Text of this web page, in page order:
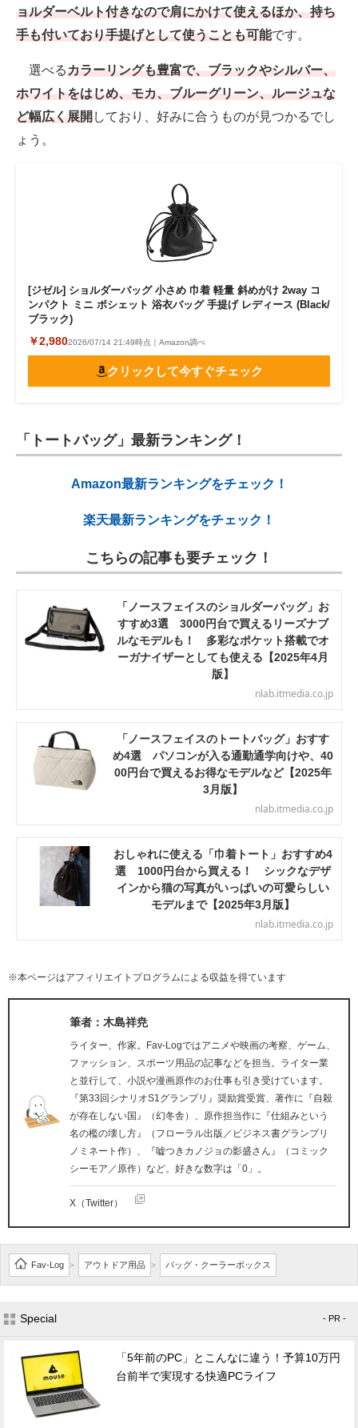
ョルダーベルト付きなので肩にかけて使えるほか、持ち
手も付いており手提げとして使うことも可能です。
選べるカラーリングも豊富で、ブラックやシルバー、
ホワイトをはじめ、モカ、ブルーグリーン、ルージュな
ど幅広く展開 しており、好みに合うものが見つかるでし
ょう。
[ジゼル] ショルダーバッグ 小さめ 巾着 軽量 斜めがけ 2way コ
ンパクト ミニ ポシェット 浴衣バッグ 手提げ レディース (Black/
ブラック)
￥2,9802026/07/14 21:49時点｜Amazon調べ
クリックして今すぐチェック
「トートバッグ」最新ランキング！
Amazon最新ランキングをチェック！
楽天最新ランキングをチェック！
こちらの記事も要チェック！
「ノースフェイスのショルダーバッグ」お
すすめ3選 3000円台で買えるリーズナブ
ルなモデルも！ 多彩なポケット搭載でオ
ーガナイザーとしても使える【2025年4月
版】
nlab.itmedia.co.jp
「ノースフェイスのトートバッグ」おすす
め4選 パソコンが入る通勤通学向けや、40
00円台で買えるお得なモデルなど【2025年
3月版】
nlab.itmedia.co.jp
おしゃれに使える「巾着トート」おすすめ4
選 1000円台から買える！ シックなデザ
インから猫の写真がいっぱいの可愛らしい
モデルまで【2025年3月版】
nlab.itmedia.co.jp
※本ページはアフィリエイトプログラムによる収益を得ています
筆者：木島祥尭
ライター、作家。Fav-Logではアニメや映画の考察、ゲーム、
ファッション、スポーツ用品の記事などを担当。ライター業
と並行して、小説や漫画原作のお仕事も引き受けています。
『第33回シナリオS1グランプリ』奨励賞受賞、著作に『自殺
が存在しない国』（幻冬舎）、原作担当作に『仕組みという
名の檻の壊し方』（フローラル出版／ビジネス書グランプリ
ノミネート作）、『嘘つきカノジョの影盛さん』（コミック
シーモア／原作）など。好きな数字は「0」。
X（Twitter）
Fav-Log > アウトドア用品 > バッグ・クーラーボックス
Special - PR -
「5年前のPC」とこんなに違う！予算10万円
台前半で実現する快適PCライフ